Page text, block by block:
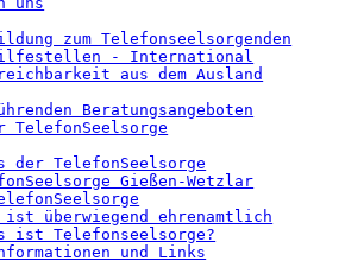
zum Telefonseelsorgenden
- International
aus dem Ausland
Beratungsangeboten
TelefonSeelsorge
der TelefonSeelsorge
Gießen-Wetzlar
ist überwiegend ehrenamtlich
ist Telefonseelsorge?
und Links